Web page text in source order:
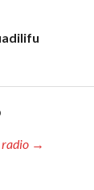
radio →